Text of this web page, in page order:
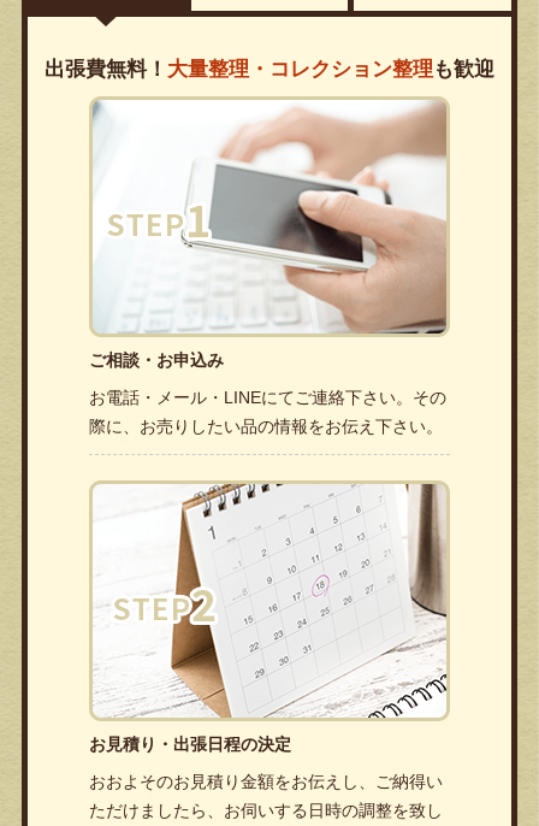
出張費無料！ 大量整理・コレクション整理 も歓迎
ご相談・お申込み
お電話・メール・LINEにてご連絡下さい。その
際に、お売りしたい品の情報をお伝え下さい。
お見積り・出張日程の決定
おおよそのお見積り金額をお伝えし、ご納得い
ただけましたら、お伺いする日時の調整を致し